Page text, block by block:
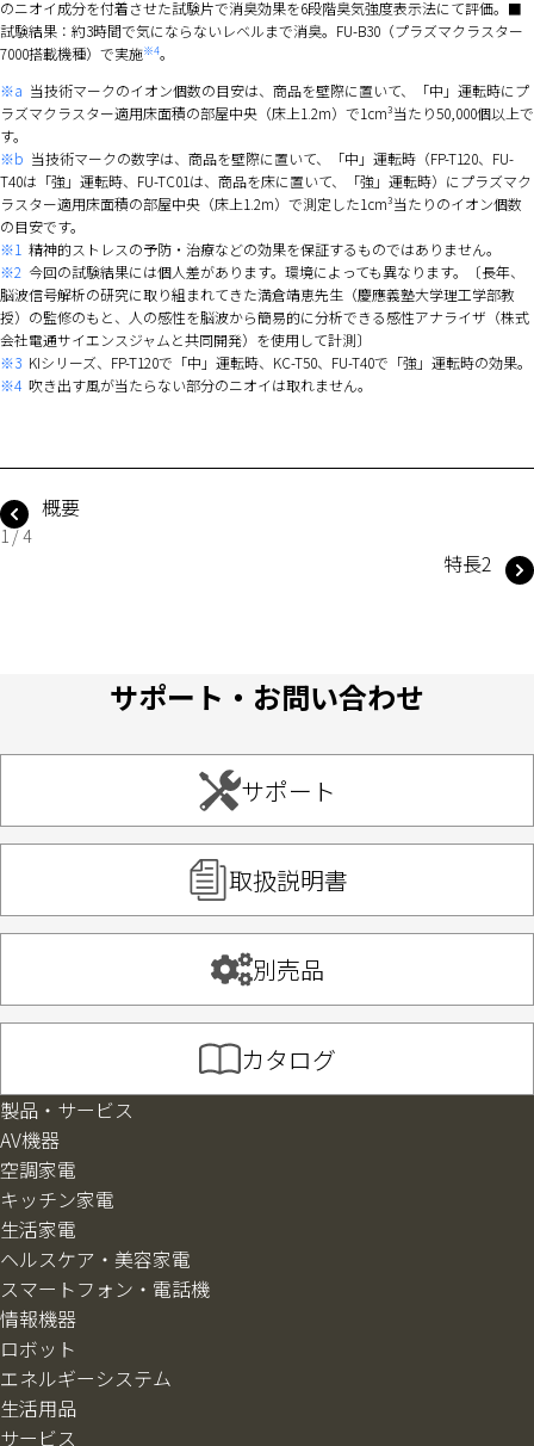
のニオイ成分を付着させた試験片で消臭効果を6段階臭気強度表示法にて評価。■
試験結果：約3時間で気にならないレベルまで消臭。FU-B30（プラズマクラスター
7000搭載機種）で実施※4。
※a 当技術マークのイオン個数の目安は、商品を壁際に置いて、「中」運転時にプ
ラズマクラスター適用床面積の部屋中央（床上1.2m）で1cm³当たり50,000個以上で
す。
※b 当技術マークの数字は、商品を壁際に置いて、「中」運転時（FP-T120、FU-
T40は「強」運転時、FU-TC01は、商品を床に置いて、「強」運転時）にプラズマク
ラスター適用床面積の部屋中央（床上1.2m）で測定した1cm³当たりのイオン個数
の目安です。
※1 精神的ストレスの予防・治療などの効果を保証するものではありません。
※2 今回の試験結果には個人差があります。環境によっても異なります。〔長年、
脳波信号解析の研究に取り組まれてきた満倉靖恵先生（慶應義塾大学理工学部教
授）の監修のもと、人の感性を脳波から簡易的に分析できる感性アナライザ（株式
会社電通サイエンスジャムと共同開発）を使用して計測〕
※3 KIシリーズ、FP-T120で「中」運転時、KC-T50、FU-T40で「強」運転時の効果。
※4 吹き出す風が当たらない部分のニオイは取れません。
概要
1 / 4
特長2
サポート・お問い合わせ
サポート
取扱説明書
別売品
カタログ
製品・サービス
AV機器
空調家電
キッチン家電
生活家電
ヘルスケア・美容家電
スマートフォン・電話機
情報機器
ロボット
エネルギーシステム
生活用品
サービス